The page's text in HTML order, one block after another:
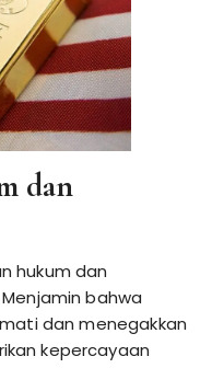
dan
hukum dan
bahwa
dan menegakkan
kepercayaan